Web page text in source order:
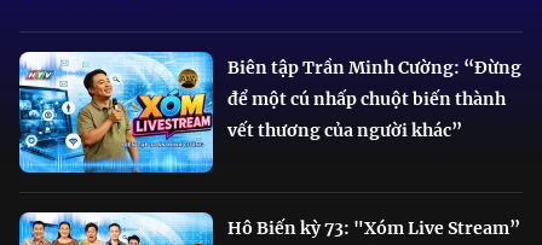
Biên tập Trần Minh Cường: “Đừng
để một cú nhấp chuột biến thành
vết thương của người khác”
Hô Biến kỳ 73: "Xóm Live Stream”